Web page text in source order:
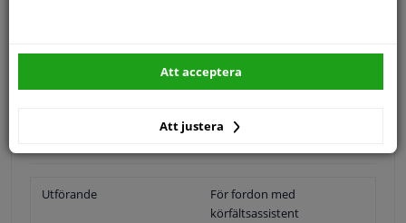
Utförande
För fordon med
körfältsassistent
Att justera
Att acceptera